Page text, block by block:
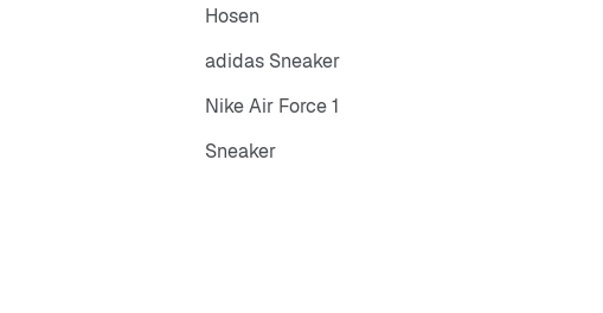
Hosen
adidas Sneaker
Nike Air Force 1
Sneaker